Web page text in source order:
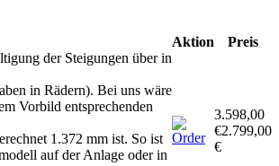
Aktion Preis
der Steigungen über in
in Rädern). Bei uns wäre
Vorbild entsprechenden
1.372 mm ist. So ist
auf der Anlage oder in
3.598,00
€2.799,00
€